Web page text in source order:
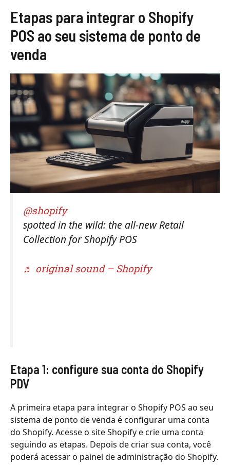
Etapas para integrar o Shopify
POS ao seu sistema de ponto de
venda
@shopify
spotted in the wild: the all-new Retail
Collection for Shopify POS
♬ original sound – Shopify
Etapa 1: configure sua conta do Shopify
PDV
A primeira etapa para integrar o Shopify POS ao seu
sistema de ponto de venda é configurar uma conta
do Shopify. Acesse o site Shopify e crie uma conta
seguindo as etapas. Depois de criar sua conta, você
poderá acessar o painel de administração do Shopify.